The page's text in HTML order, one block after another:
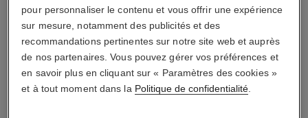
pour personnaliser le contenu et vous offrir une expérience
sur mesure, notamment des publicités et des
recommandations pertinentes sur notre site web et auprès
de nos partenaires. Vous pouvez gérer vos préférences et
en savoir plus en cliquant sur « Paramètres des cookies »
et à tout moment dans la Politique de confidentialité.